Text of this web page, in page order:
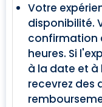
Votre
disponibilité.
confirmation
heures. Si
à la date et à
recevrez des